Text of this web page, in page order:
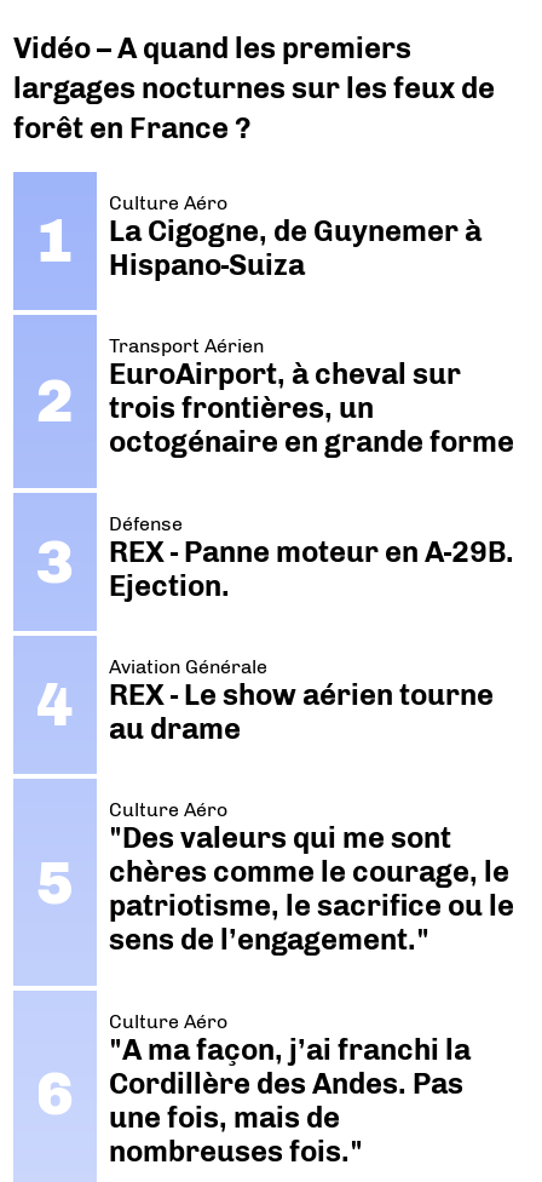
Vidéo – A quand les premiers
largages nocturnes sur les feux de
forêt en France ?
Culture Aéro
La Cigogne, de Guynemer à
Hispano-Suiza
Transport Aérien
EuroAirport, à cheval sur
trois frontières, un
octogénaire en grande forme
Défense
REX - Panne moteur en A-29B.
Ejection.
Aviation Générale
REX - Le show aérien tourne
au drame
Culture Aéro
"Des valeurs qui me sont
chères comme le courage, le
patriotisme, le sacrifice ou le
sens de l’engagement."
Culture Aéro
"A ma façon, j’ai franchi la
Cordillère des Andes. Pas
une fois, mais de
nombreuses fois."